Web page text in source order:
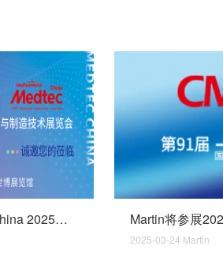
Martin将参展Medtec China 2025暨第十九届国际医疗器械设计与制造技术展览会
2025-03-24 Martin